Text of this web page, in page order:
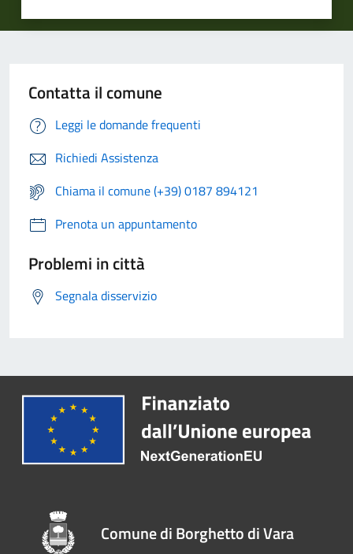
Contatta il comune
Leggi le domande frequenti
Richiedi Assistenza
Chiama il comune (+39) 0187 894121
Prenota un appuntamento
Problemi in città
Segnala disservizio
Comune di Borghetto di Vara